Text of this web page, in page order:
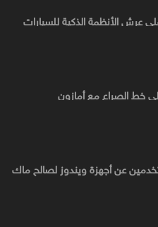
عرش الأنظمة الذكية للسيارات
عن أجهزة ويندوز لصالح ماك